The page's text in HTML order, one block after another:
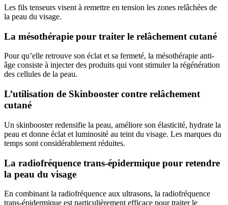
Les fils tenseurs visent à remettre en tension les zones relâchées de
la peau du visage.
La mésothérapie pour traiter le relâchement cutané
Pour qu’elle retrouve son éclat et sa fermeté, la mésothérapie anti-
âge consiste à injecter des produits qui vont stimuler la régénération
des cellules de la peau.
L’utilisation de Skinbooster contre relâchement
cutané
Un skinbooster redensifie la peau, améliore son élasticité, hydrate la
peau et donne éclat et luminosité au teint du visage. Les marques du
temps sont considérablement réduites.
La radiofréquence trans-épidermique pour retendre
la peau du visage
En combinant la radiofréquence aux ultrasons, la radiofréquence
trans-épidermique est particulièrement efficace pour traiter le